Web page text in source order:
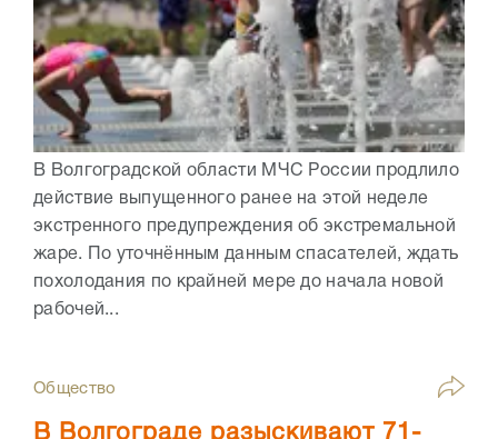
В Волгоградской области МЧС России продлило
действие выпущенного ранее на этой неделе
экстренного предупреждения об экстремальной
жаре. По уточнённым данным спасателей, ждать
похолодания по крайней мере до начала новой
рабочей...
Общество
В Волгограде разыскивают 71-